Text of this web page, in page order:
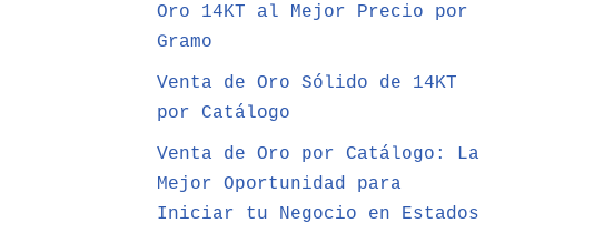
Oro 14KT al Mejor Precio por
Gramo
Venta de Oro Sólido de 14KT
por Catálogo
Venta de Oro por Catálogo: La
Mejor Oportunidad para
Iniciar tu Negocio en Estados